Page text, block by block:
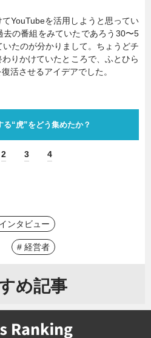
YouTubeを活用しようと思ってい
の番組をみていたであろう30〜5
たのが分かりまして。ちょうどチ
りかけていたところで、ふとひら
活させるアイデアでした。
る“虎”をどう集めたか？
2 3 4
ンタビュー
# 経営者
め記事